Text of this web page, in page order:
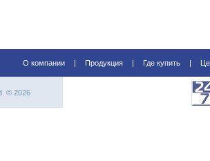
О компании | Продукция | Где купить |
© 2026